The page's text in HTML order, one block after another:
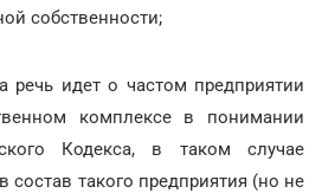
собственности;
речь идет о частом предприятии
комплексе в понимании
Кодекса, в таком случае
состав такого предприятия (но не